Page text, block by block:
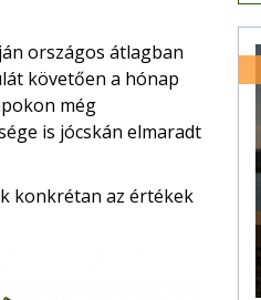
országos átlagban
követően a hónap
még
is jócskán elmaradt
konkrétan az értékek